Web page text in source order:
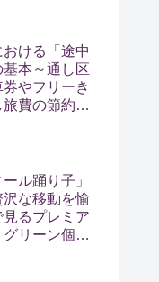
ける「途中
本～通し区
やフリーき
費の節約に
ル踊り子」
な移動を愉
見るプレミア
グリーン個